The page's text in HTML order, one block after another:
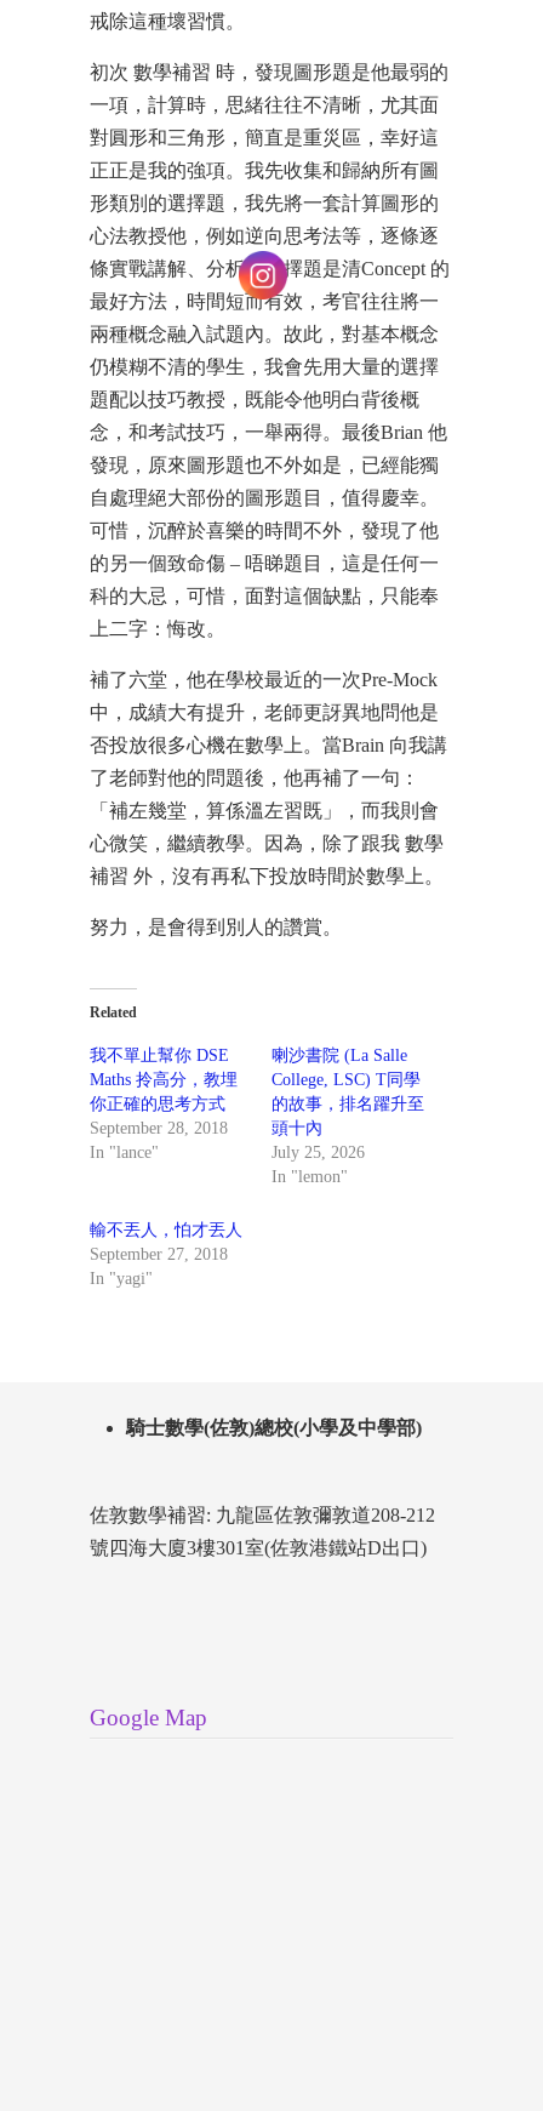
戒除這種壞習慣。
初次 數學補習 時，發現圖形題是他最弱的
一項，計算時，思緒往往不清晰，尤其面
對圓形和三角形，簡直是重災區，幸好這
正正是我的強項。我先收集和歸納所有圖
形類別的選擇題，我先將一套計算圖形的
心法教授他，例如逆向思考法等，逐條逐
條實戰講解、分析。選擇題是清Concept 的
最好方法，時間短而有效，考官往往將一
兩種概念融入試題內。故此，對基本概念
仍模糊不清的學生，我會先用大量的選擇
題配以技巧教授，既能令他明白背後概
念，和考試技巧，一舉兩得。最後Brian 他
發現，原來圖形題也不外如是，已經能獨
自處理絕大部份的圖形題目，值得慶幸。
可惜，沉醉於喜樂的時間不外，發現了他
的另一個致命傷 – 唔睇題目，這是任何一
科的大忌，可惜，面對這個缺點，只能奉
上二字：悔改。
補了六堂，他在學校最近的一次Pre-Mock
中，成績大有提升，老師更訝異地問他是
否投放很多心機在數學上。當Brain 向我講
了老師對他的問題後，他再補了一句：
「補左幾堂，算係溫左習既」，而我則會
心微笑，繼續教學。因為，除了跟我 數學
補習 外，沒有再私下投放時間於數學上。
努力，是會得到別人的讚賞。
Related
我不單止幫你 DSE
Maths 拎高分，教埋
你正確的思考方式
September 28, 2018
In "lance"
喇沙書院 (La Salle
College, LSC) T同學
的故事，排名躍升至
頭十內
July 25, 2026
In "lemon"
輸不丟人，怕才丟人
September 27, 2018
In "yagi"
騎士數學(佐敦)總校(小學及中學部)
佐敦數學補習: 九龍區佐敦彌敦道208-212
號四海大廈3樓301室(佐敦港鐵站D出口)
Google Map